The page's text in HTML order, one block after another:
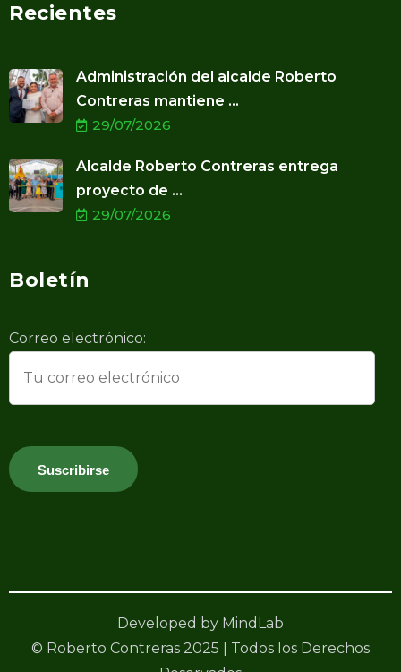
Recientes
Administración del alcalde Roberto
Contreras mantiene ...
29/07/2026
Alcalde Roberto Contreras entrega
proyecto de ...
29/07/2026
Boletín
Correo electrónico:
Developed by MindLab
© Roberto Contreras 2025 | Todos los Derechos